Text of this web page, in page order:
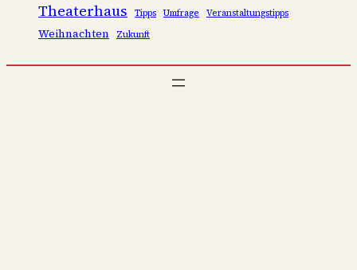
Theaterhaus Tipps Umfrage Veranstaltungstipps
Weihnachten Zukunft